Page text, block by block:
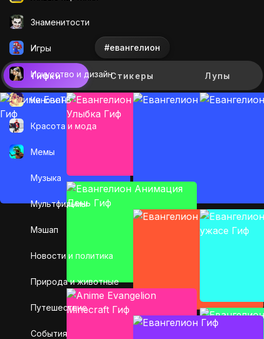
Знаменитости
Игры
Искусcтво и дизайн
Кино и ТВ
Красота и мода
Мемы
Музыка
Мультфильмы
Мэшап
Новости и политика
Природа и животные
Путешествие
События
#евангелион
Гифки Стикеры Лупы